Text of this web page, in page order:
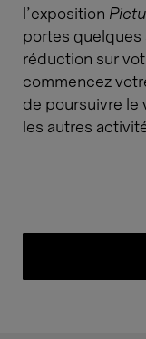
l’exposition
portes quelques
réduction sur
commencez
de poursuivre le
les autres